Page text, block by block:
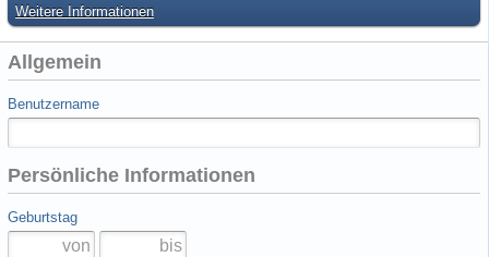
Weitere Informationen
Allgemein
Benutzername
Persönliche Informationen
Geburtstag